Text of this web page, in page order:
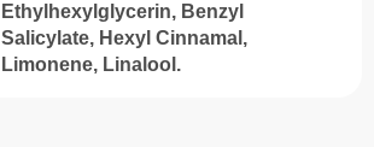
Ethylhexylglycerin, Benzyl
Salicylate, Hexyl Cinnamal,
Limonene, Linalool.